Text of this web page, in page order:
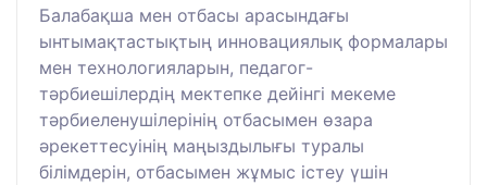
Балабақша мен отбасы арасындағы
ынтымақтастықтың инновациялық формалары
мен технологияларын, педагог-
тәрбиешілердің мектепке дейінгі мекеме
тәрбиеленушілерінің отбасымен өзара
әрекеттесуінің маңыздылығы туралы
білімдерін, отбасымен жұмыс істеу үшін